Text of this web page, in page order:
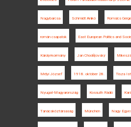
Nagybarcsa Schmidt Anikó Romsics
román csapatok East European Politics and
Károlyi-kormány Jan Chodějovský
Mélyi József 1918. október 28. Tisza
Nyugat-Magyarország Kossuth Rádió
Tanácsköztársaság München Nagy